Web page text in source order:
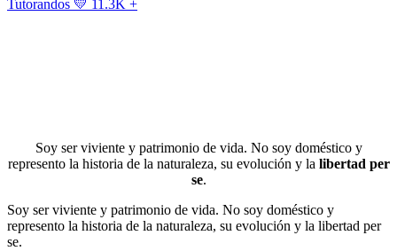
Tutorandos 💛 11.3K +
Soy ser viviente y patrimonio de vida. No soy doméstico y
represento la historia de la naturaleza, su evolución y la libertad per
se.
Soy ser viviente y patrimonio de vida. No soy doméstico y
represento la historia de la naturaleza, su evolución y la libertad per
se.